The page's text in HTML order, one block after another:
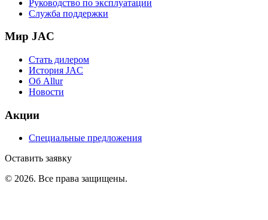
Руководство по эксплуатации
Служба поддержки
Мир JAC
Стать дилером
История JAC
Об Allur
Новости
Акции
Специальные предложения
Оставить заявку
© 2026. Все права защищены.